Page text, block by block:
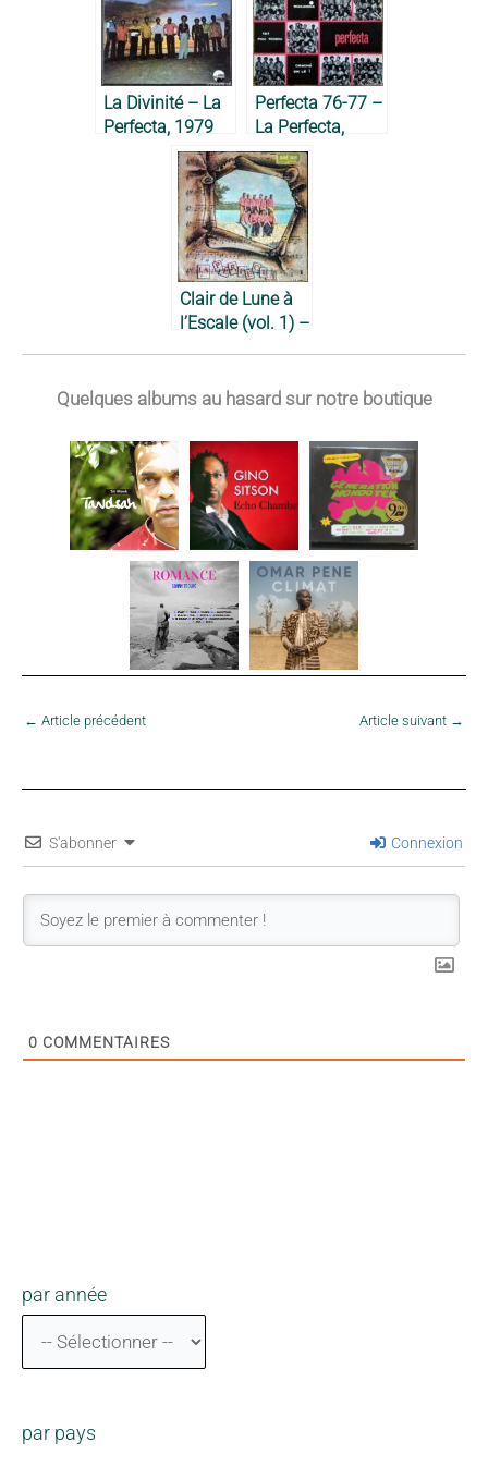
La Divinité – La
Perfecta, 1979
Perfecta 76-77 –
La Perfecta,
1977
Clair de Lune à
l’Escale (vol. 1) –
Quelques albums au hasard sur notre boutique
← Article précédent Article suivant →
S'abonner Connexion
0 COMMENTAIRES
par année
par pays